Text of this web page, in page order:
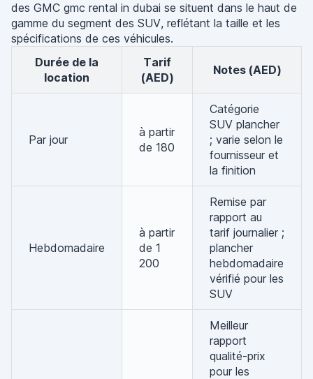
des GMC gmc rental in dubai se situent dans le haut de
gamme du segment des SUV, reflétant la taille et les
spécifications de ces véhicules.
Durée de la
location
Tarif
(AED)
Notes (AED)
Par jour
à partir
de 180
Catégorie
SUV plancher
; varie selon le
fournisseur et
la finition
Hebdomadaire
à partir
de 1
200
Remise par
rapport au
tarif journalier ;
plancher
hebdomadaire
vérifié pour les
SUV
Meilleur
rapport
qualité-prix
pour les